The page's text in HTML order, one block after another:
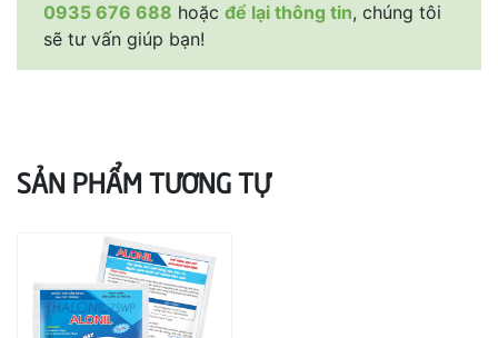
0935 676 688 hoặc để lại thông tin, chúng tôi
sẽ tư vấn giúp bạn!
SẢN PHẨM TƯƠNG TỰ